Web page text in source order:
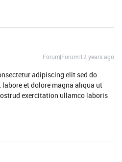
Forum|Forum|12 years ago
adipiscing elit sed do
et dolore magna aliqua ut
exercitation ullamco laboris